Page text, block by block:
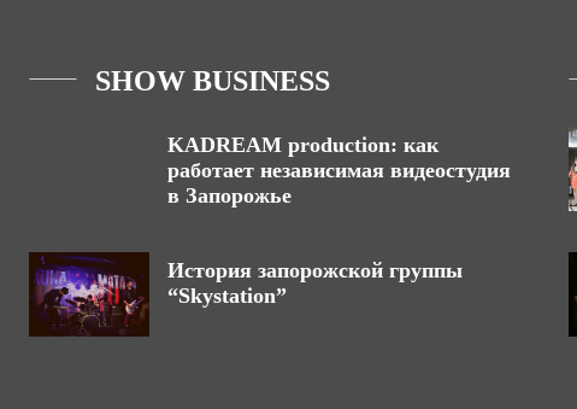
SHOW BUSINESS
KADREAM production: как
работает независимая видеостудия
в Запорожье
История запорожской группы
“Skystation”